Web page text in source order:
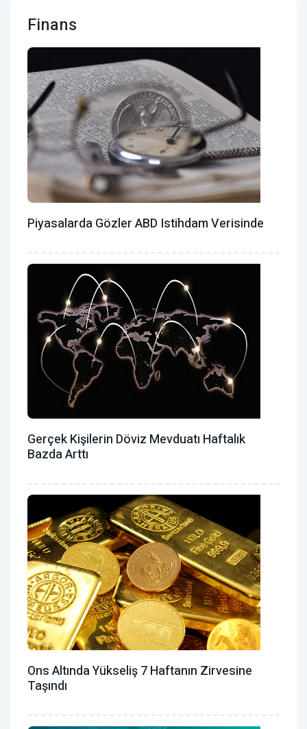
Finans
Piyasalarda Gözler ABD Istihdam Verisinde
Gerçek Kişilerin Döviz Mevduatı Haftalık
Bazda Arttı
Ons Altında Yükseliş 7 Haftanın Zirvesine
Taşındı